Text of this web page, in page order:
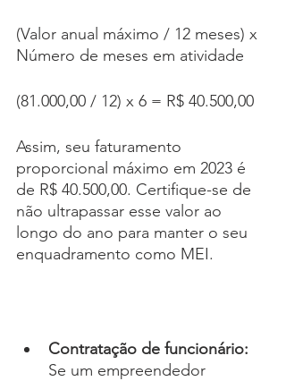
(Valor anual máximo / 12 meses) x
Número de meses em atividade
(81.000,00 / 12) x 6 = R$ 40.500,00
Assim, seu faturamento
proporcional máximo em 2023 é
de R$ 40.500,00. Certifique-se de
não ultrapassar esse valor ao
longo do ano para manter o seu
enquadramento como MEI.
Contratação de funcionário:
Se um empreendedor